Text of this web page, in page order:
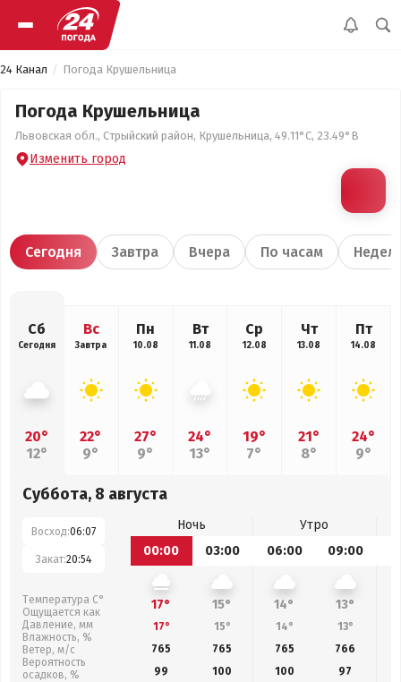
24 Канал Погода Крушельница
Погода Крушельница
Львовская обл., Стрыйский район, Крушельница, 49.11°С, 23.49°В
Изменить город
Сегодня Завтра Вчера По часам
Сб
Сегодня
20°
12°
Вс
Завтра
22°
9°
Пн
10.08
27°
9°
Вт
11.08
24°
13°
Ср
12.08
19°
7°
Чт
13.08
21°
8°
Пт
14.08
24°
9°
Суббота, 8 августа
Восход:06:07
Закат:20:54
Температура С°
Ощущается как
Давление, мм
Влажность, %
Ветер, м/с
Вероятность
осадков, %
Ночь
Утро
00:00
03:00 06:00 09:00
17° 15° 14° 13°
17° 15° 14° 13°
765
765 765 766
99
100 100 97